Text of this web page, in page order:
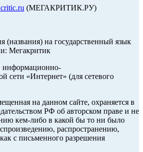
(МЕГАКРИТИК.РУ)
(названия) на государственный язык
Мегакритик
информационно-
сети «Интернет» (для сетевого
на данном сайте, охраняется в
РФ об авторском праве и не
кем-либо в какой бы то ни было
распространению,
с письменного разрешения